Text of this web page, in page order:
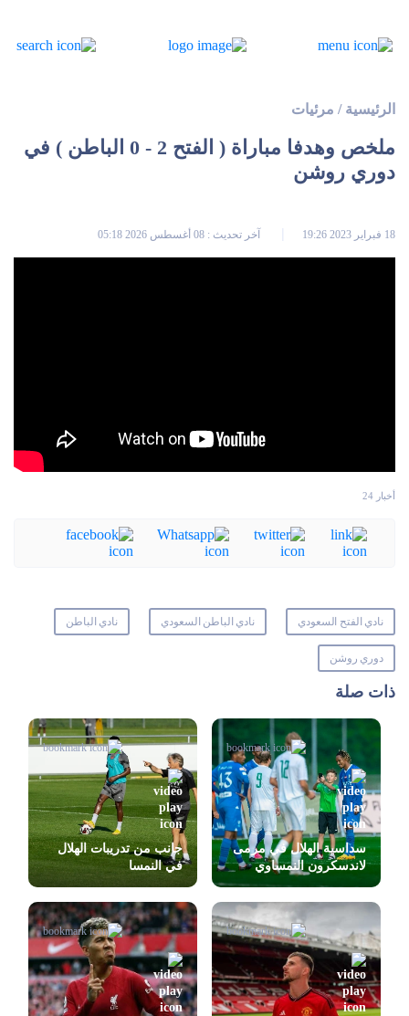
الرئيسية / مرئيات
ملخص وهدفا مباراة ( الفتح 2 - 0 الباطن ) في
دوري روشن
18 فبراير 2023 19:26 آخر تحديث : 08 أغسطس 2026 05:18
أخبار 24
نادي الفتح السعودي نادي الباطن السعودي نادي الباطن
دوري روشن
ذات صلة
سداسية الهلال في مرمى
لاندسكرون النمساوي
جانب من تدريبات الهلال
في النمسا